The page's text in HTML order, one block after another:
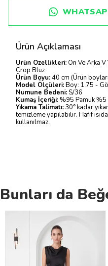
Ürün Açıklaması
Ürün Özellikleri:Ön Ve Arka V
Crop Bluz
Ürün Boyu:40 cm (Ürün
Model Ölçüleri:Boy: 1.75 -
Numune Bedeni: S/36
Kumaş İçeriği: %95 Pamuk %5
Yıkama Talimatı:30° kadar
temizleme yapılabilir. Hafif
kullanılmaz.
Bunları da